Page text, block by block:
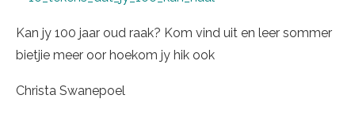
Kan jy 100 jaar oud raak? Kom vind uit en leer sommer
bietjie meer oor hoekom jy hik ook
Christa Swanepoel